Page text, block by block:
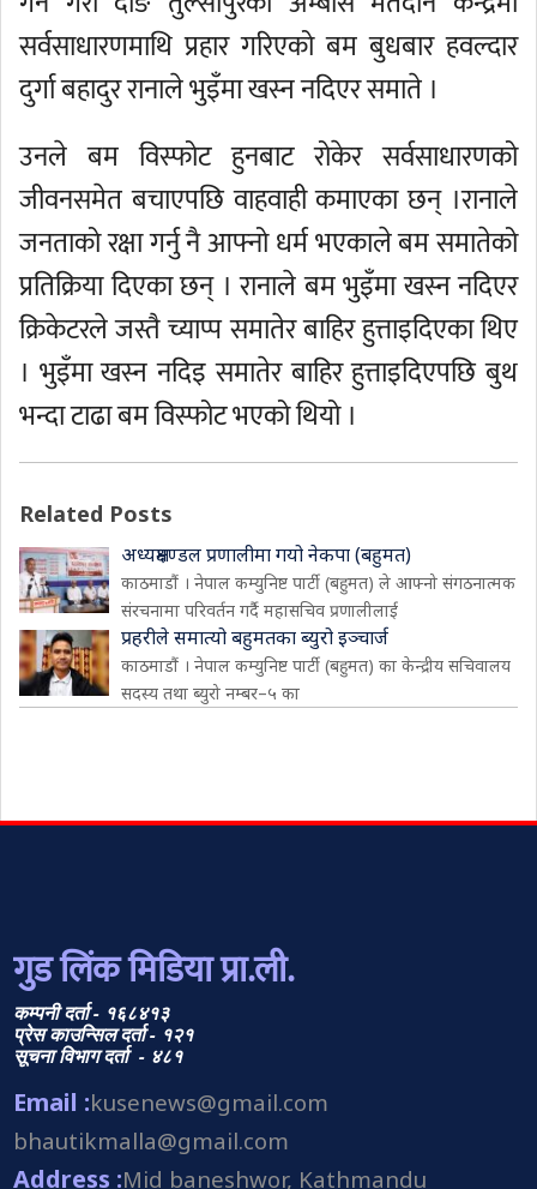
सर्वसाधारणमाथि प्रहार गरिएको बम बुधबार हवल्दार
दुर्गा बहादुर रानाले भुइँमा खस्न नदिएर समाते ।
उनले बम विस्फोट हुनबाट रोकेर सर्वसाधारणको
जीवनसमेत बचाएपछि वाहवाही कमाएका छन् ।रानाले
जनताको रक्षा गर्नु नै आफ्नो धर्म भएकाले बम समातेको
प्रतिक्रिया दिएका छन् । रानाले बम भुइँमा खस्न नदिएर
क्रिकेटरले जस्तै च्याप्प समातेर बाहिर हुत्ताइदिएका थिए
। भुइँमा खस्न नदिइ समातेर बाहिर हुत्ताइदिएपछि बुथ
भन्दा टाढा बम विस्फोट भएको थियो ।
Related Posts
अध्यक्षमण्डल प्रणालीमा गयो नेकपा (बहुमत)
काठमाडौं । नेपाल कम्युनिष्ट पार्टी (बहुमत) ले आफ्नो संगठनात्मक
संरचनामा परिवर्तन गर्दै महासचिव प्रणालीलाई
प्रहरीले समात्यो बहुमतका ब्युरो इञ्चार्ज
काठमाडौं । नेपाल कम्युनिष्ट पार्टी (बहुमत) का केन्द्रीय सचिवालय
सदस्य तथा ब्युरो नम्बर–५ का
गुड लिंक मिडिया प्रा.ली.
कम्पनी दर्ता - १६८४१३
प्रेस काउन्सिल दर्ता - १२१
सूचना विभाग दर्ता - ४८१
Email :kusenews@gmail.com
bhautikmalla@gmail.com
Address :Mid baneshwor, Kathmandu